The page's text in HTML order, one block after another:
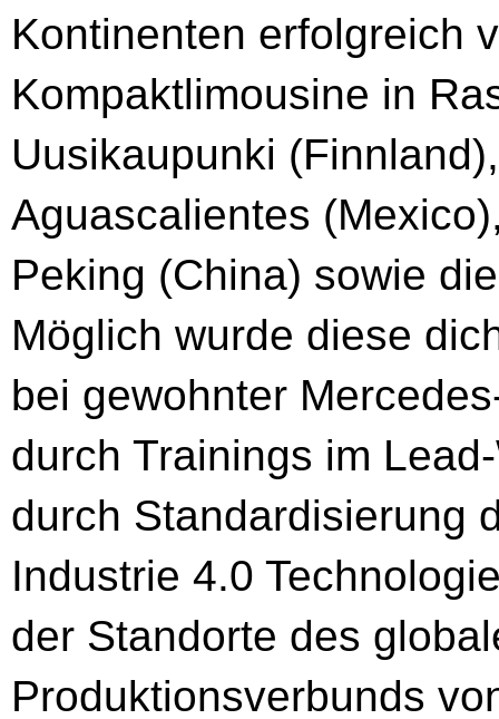
Kontinenten erfolgreich
Kompaktlimousine in
Uusikaupunki
Aguascalientes
Peking (China) sowie
Möglich wurde diese
bei gewohnter
durch Trainings im
durch Standardisierung
Industrie 4.0
der Standorte des
Produktionsverbunds